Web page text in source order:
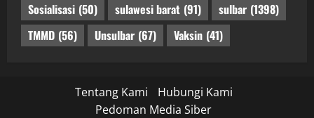
Sosialisasi (50) sulawesi barat (91) sulbar (1398)
TMMD (56) Unsulbar (67) Vaksin (41)
Tentang Kami
Hubungi Kami
Pedoman Media Siber